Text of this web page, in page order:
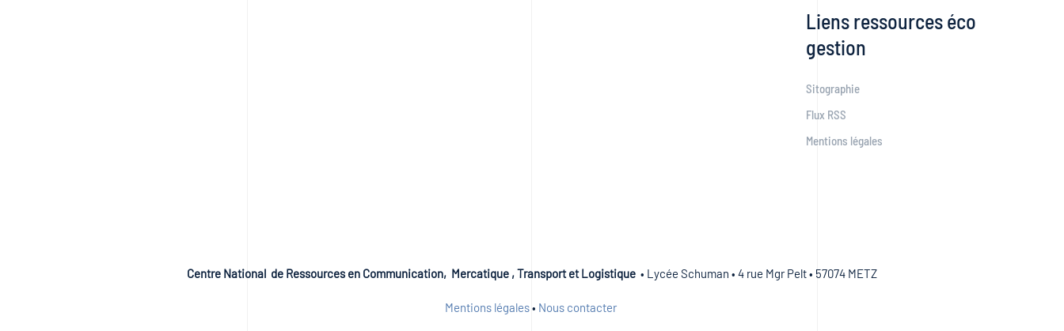
Liens ressources éco
gestion
Sitographie
Flux RSS
Mentions légales
Centre National de Ressources en Communication, Mercatique , Transport et Logistique • Lycée Schuman • 4 rue Mgr Pelt • 57074 METZ
Mentions légales• Nous contacter